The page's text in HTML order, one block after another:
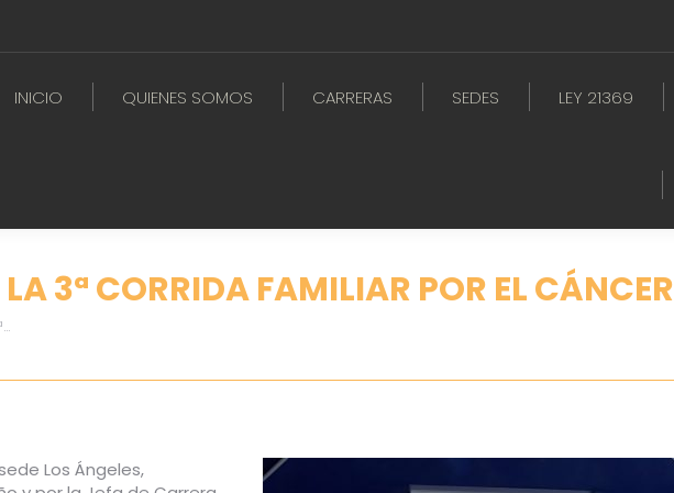
INICIO QUIENES SOMOS CARRERAS SEDES LEY 21369
3ª CORRIDA FAMILIAR POR EL CÁNCER
Los Ángeles,